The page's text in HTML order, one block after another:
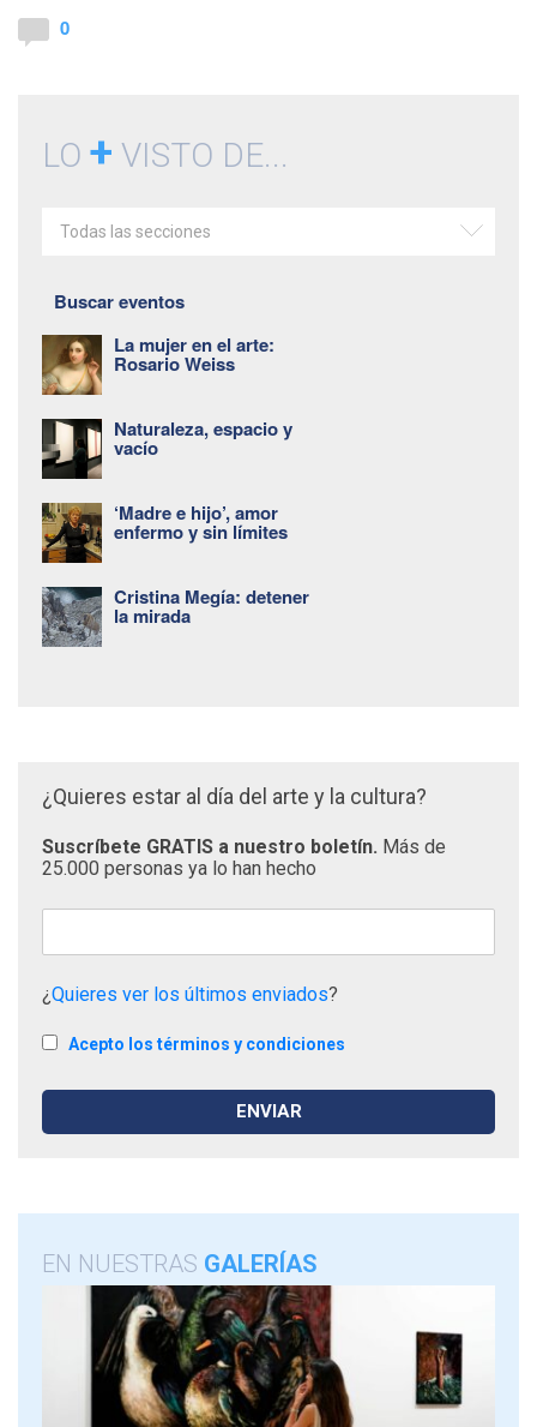
0
LO + VISTO DE...
Todas las secciones
Buscar eventos
La mujer en el arte:
Rosario Weiss
Naturaleza, espacio y
vacío
‘Madre e hijo’, amor
enfermo y sin límites
Cristina Megía: detener
la mirada
¿Quieres estar al día del arte y la cultura?
Suscríbete GRATIS a nuestro boletín. Más de
25.000 personas ya lo han hecho
¿Quieres ver los últimos enviados?
Acepto los términos y condiciones
EN NUESTRAS GALERÍAS